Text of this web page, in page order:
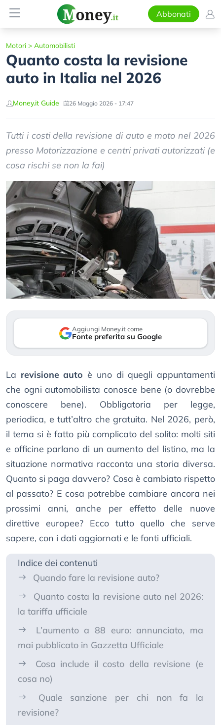
Abbonati
Motori > Automobilisti
Quanto costa la revisione
auto in Italia nel 2026
Money.it Guide 26 Maggio 2026 - 17:47
Tutti i costi della revisione di auto e moto nel 2026
presso Motorizzazione e centri privati autorizzati (e
cosa rischi se non la fai)
Aggiungi Money.it come
Fonte preferita su Google
La revisione auto è uno di quegli appuntamenti
che ogni automobilista conosce bene (o dovrebbe
conoscere bene). Obbligatoria per legge,
periodica, e tutt’altro che gratuita. Nel 2026, però,
il tema si è fatto più complicato del solito: molti siti
e officine parlano di un aumento del listino, ma la
situazione normativa racconta una storia diversa.
Quanto si paga davvero? Cosa è cambiato rispetto
al passato? E cosa potrebbe cambiare ancora nei
prossimi anni, anche per effetto delle nuove
direttive europee? Ecco tutto quello che serve
sapere, con i dati aggiornati e le fonti ufficiali.
Indice dei contenuti
Quando fare la revisione auto?
Quanto costa la revisione auto nel 2026:
la tariffa ufficiale
L’aumento a 88 euro: annunciato, ma
mai pubblicato in Gazzetta Ufficiale
Cosa include il costo della revisione (e
cosa no)
Quale sanzione per chi non fa la
revisione?